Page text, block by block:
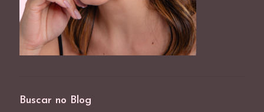
Buscar no Blog